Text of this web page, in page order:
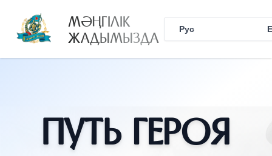
МӘҢГІЛІК
ЖАДЫМЫЗДА Рус
Путь Героя